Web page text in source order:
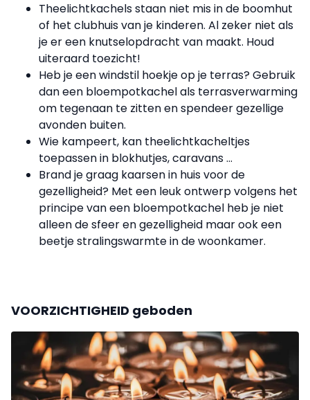
Theelichtkachels staan niet mis in de boomhut
of het clubhuis van je kinderen. Al zeker niet als
je er een knutselopdracht van maakt. Houd
uiteraard toezicht!
Heb je een windstil hoekje op je terras? Gebruik
dan een bloempotkachel als terrasverwarming
om tegenaan te zitten en spendeer gezellige
avonden buiten.
Wie kampeert, kan theelichtkacheltjes
toepassen in blokhutjes, caravans ...
Brand je graag kaarsen in huis voor de
gezelligheid? Met een leuk ontwerp volgens het
principe van een bloempotkachel heb je niet
alleen de sfeer en gezelligheid maar ook een
beetje stralingswarmte in de woonkamer.
VOORZICHTIGHEID geboden